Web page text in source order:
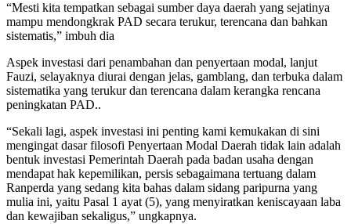
“Mesti kita tempatkan sebagai sumber daya daerah yang sejatinya
mampu mendongkrak PAD secara terukur, terencana dan bahkan
sistematis,” imbuh dia
Aspek investasi dari penambahan dan penyertaan modal, lanjut
Fauzi, selayaknya diurai dengan jelas, gamblang, dan terbuka dalam
sistematika yang terukur dan terencana dalam kerangka rencana
peningkatan PAD..
“Sekali lagi, aspek investasi ini penting kami kemukakan di sini
mengingat dasar filosofi Penyertaan Modal Daerah tidak lain adalah
bentuk investasi Pemerintah Daerah pada badan usaha dengan
mendapat hak kepemilikan, persis sebagaimana tertuang dalam
Ranperda yang sedang kita bahas dalam sidang paripurna yang
mulia ini, yaitu Pasal 1 ayat (5), yang menyiratkan keniscayaan laba
dan kewajiban sekaligus,” ungkapnya.